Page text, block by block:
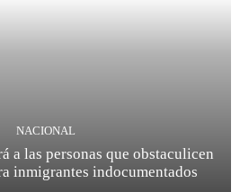
NACIONAL
a las personas que obstaculicen
inmigrantes indocumentados